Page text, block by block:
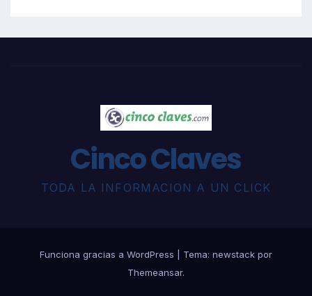
Cinco Claves
TODA LA INFORMACION A UN CLICK
Funciona gracias a WordPress
Tema: newstack por
Themeansar.